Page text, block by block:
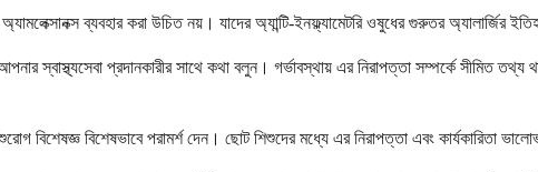
ব্যবহার করা উচিত নয়। যাদের অ্যান্টি-ইনফ্ল্যামেটরি ওষুধের গুরুতর অ্যালার্জির
স্বাস্থ্যসেবা প্রদানকারীর সাথে কথা বলুন। গর্ভাবস্থায় এর নিরাপত্তা সম্পর্কে সীমিত
বিশেষজ্ঞ বিশেষভাবে পরামর্শ দেন। ছোট শিশুদের মধ্যে এর নিরাপত্তা এবং কার্যকারিতা